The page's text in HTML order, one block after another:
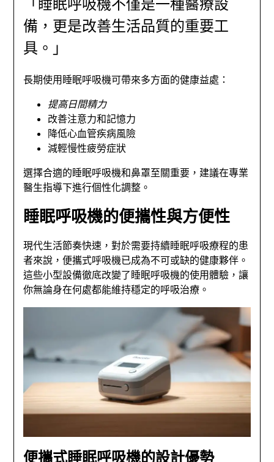
備，更是改善生活品質的重要工
具。」
長期使用睡眠呼吸機可帶來多方面的健康益處：
提高日間精力
改善注意力和記憶力
降低心血管疾病風險
減輕慢性疲勞症狀
選擇合適的睡眠呼吸機和鼻罩至關重要，建議在專業
醫生指導下進行個性化調整。
睡眠呼吸機的便攜性與方便性
現代生活節奏快速，對於需要持續睡眠呼吸療程的患
者來說，便攜式呼吸機已成為不可或缺的健康夥伴。
這些小型設備徹底改變了睡眠呼吸機的使用體驗，讓
你無論身在何處都能維持穩定的呼吸治療。
便攜式睡眠呼吸機的設計優勢